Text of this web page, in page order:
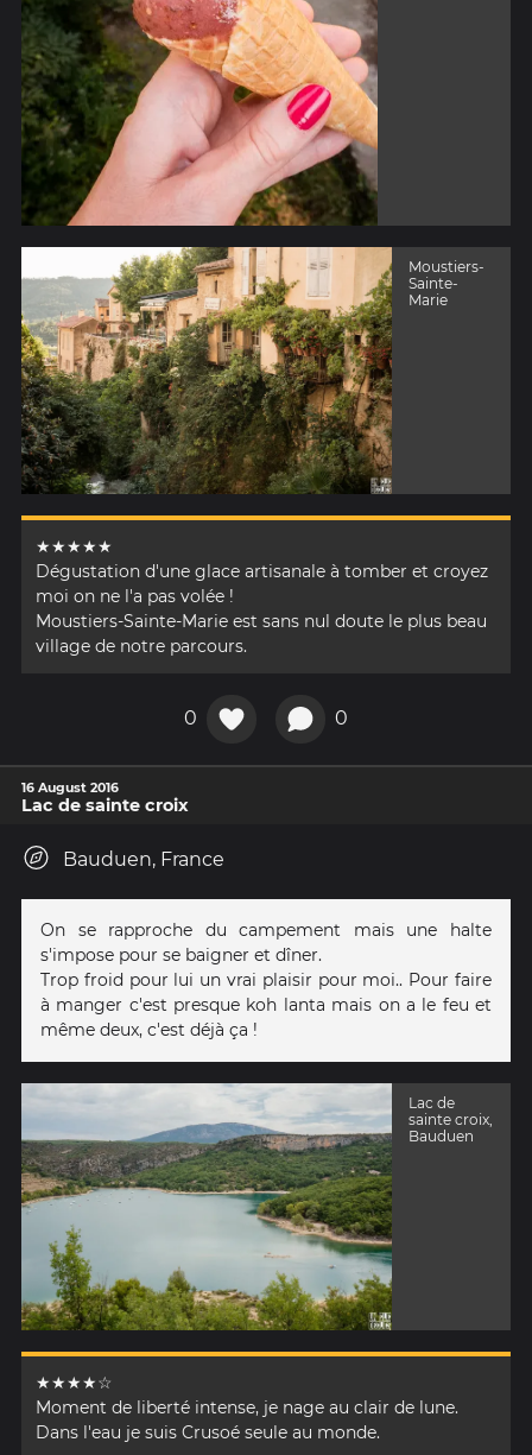
Moustiers-
Sainte-
Marie
★★★★★
Dégustation d'une glace artisanale à tomber et croyez
moi on ne l'a pas volée !
Moustiers-Sainte-Marie est sans nul doute le plus beau
village de notre parcours.
0 0
16 August 2016
Lac de sainte croix
Bauduen, France
On se rapproche du campement mais une halte
s'impose pour se baigner et dîner.
Trop froid pour lui un vrai plaisir pour moi.. Pour faire
à manger c'est presque koh lanta mais on a le feu et
même deux, c'est déjà ça !
Lac de
sainte croix,
Bauduen
★★★★☆
Moment de liberté intense, je nage au clair de lune.
Dans l'eau je suis Crusoé seule au monde.